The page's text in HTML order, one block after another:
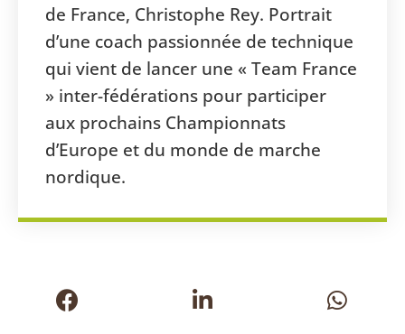
de France, Christophe Rey. Portrait
d’une coach passionnée de technique
qui vient de lancer une « Team France
» inter-fédérations pour participer
aux prochains Championnats
d’Europe et du monde de marche
nordique.